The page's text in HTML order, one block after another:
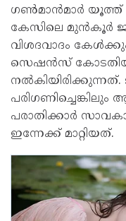
ഗണ്‍മാന്‍മാര്‍ യൂത്ത്
കേസിലെ മുന്‍കൂര്‍
വിശദവാദം
സെഷന്‍സ്
പരാതിക്കാര്‍
ഇന്നേക്ക് മാറ്റിയത്.